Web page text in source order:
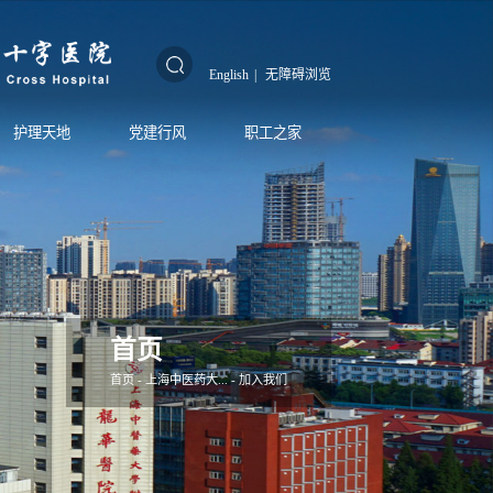
English | 无障碍浏览
护理天地 党建行风 职工之家
首页
首页-上海中医药大...-加入我们